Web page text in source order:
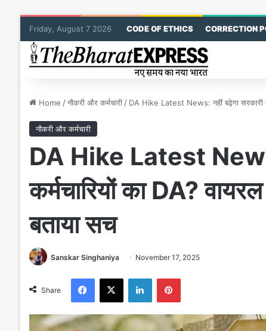
Friday, August 7 2026 CODE OF ETHICS CORRECTION
Home / नौकरी और कर्मचारी / DA Hike Latest News: नहीं बढ़ेगा सरकारी
नौकरी और कर्मचारी
DA Hike Latest
कर्मचारियों का DA?
बताया सच
Sanskar Singhaniya November 17, 2025
Share
Facebook
X LinkedInPinterest